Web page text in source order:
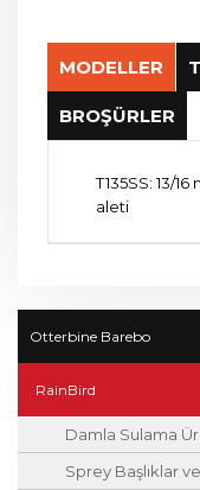
MODELLER
BROŞÜRLER
T135SS: 13/
aleti
Otterbine Barebo
RainBird
Damla Sulama
Sprey Başlıklar